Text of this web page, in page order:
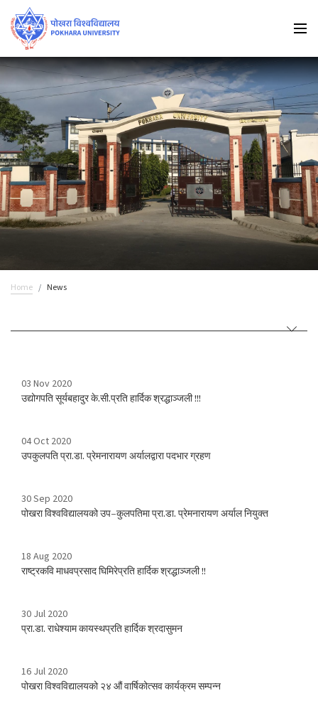
Home News
03 Nov 2020
उद्योगपति सूर्यबहादुर के.सी.प्रति हार्दिक श्रद्धाञ्जली !!!
04 Oct 2020
उपकुलपति प्रा.डा. प्रेमनारायण अर्यालद्वारा पदभार ग्रहण
30 Sep 2020
पोखरा विश्वविद्यालयको उप–कुलपतिमा प्रा.डा. प्रेमनारायण अर्याल नियुक्त
18 Aug 2020
राष्ट्रकवि माधवप्रसाद घिमिरेप्रति हार्दिक श्रद्धाञ्जली !!
30 Jul 2020
प्रा.डा. राधेश्याम कायस्थप्रति हार्दिक श्रदासुमन
16 Jul 2020
पोखरा विश्वविद्यालयको २४ औं वार्षिकोत्सव कार्यक्रम सम्पन्न